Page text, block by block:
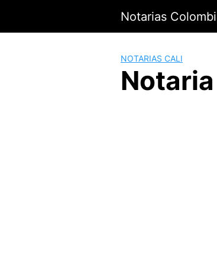
contenido
Notarias
NOTARIAS CALI